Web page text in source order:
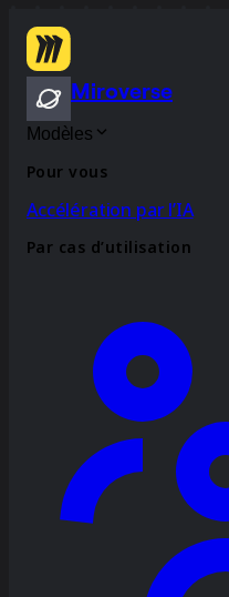
Miroverse
Modèles
Pour vous
Accélération par l’IA
Par cas d’utilisation